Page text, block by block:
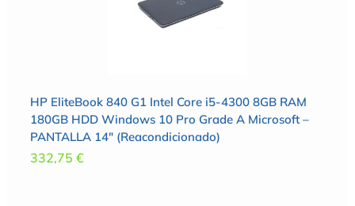
HP EliteBook 840 G1 Intel Core i5-4300 8GB RAM
180GB HDD Windows 10 Pro Grade A Microsoft –
PANTALLA 14″ (Reacondicionado)
332,75 €